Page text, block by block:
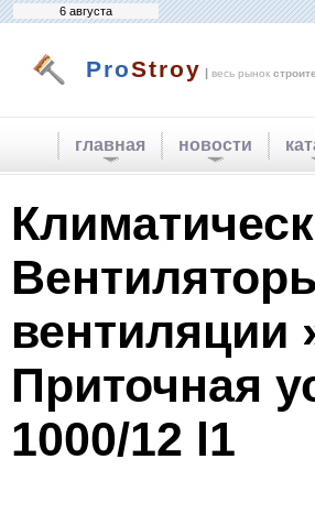
6 августа
ProStroy | весь рынок
главная новости
вентиляции
Приточная
1000/12 l1